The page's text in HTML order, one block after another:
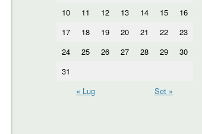
10
11 12 13 14 15
16
17
18 19 20 21 22
23
24
25 26 27 28 29
30
31
« Lug
Set »